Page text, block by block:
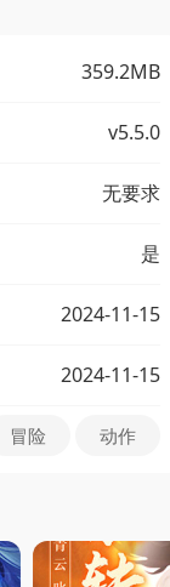
359.2MB
v5.5.0
无要求
是
2024-11-15
2024-11-15
冒险 动作